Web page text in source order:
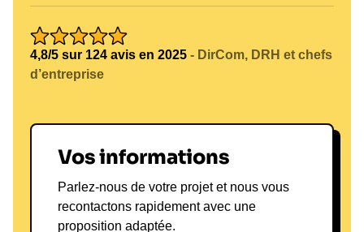
4,8/5 sur 124 avis en 2025 - DirCom, DRH et chefs
d’entreprise
Vos informations
Parlez-nous de votre projet et nous vous
recontactons rapidement avec une
proposition adaptée.